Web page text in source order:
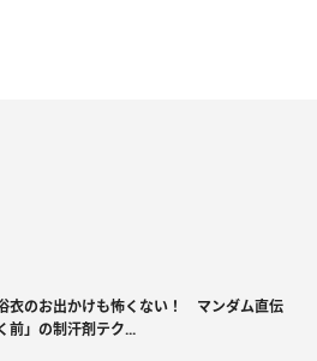
衣のお出かけも怖くない！ マンダム直伝
前」の制汗剤テク...